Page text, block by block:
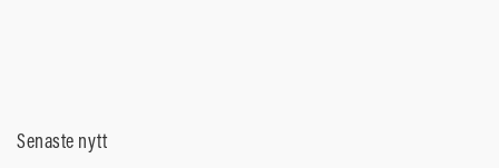
Senaste nytt